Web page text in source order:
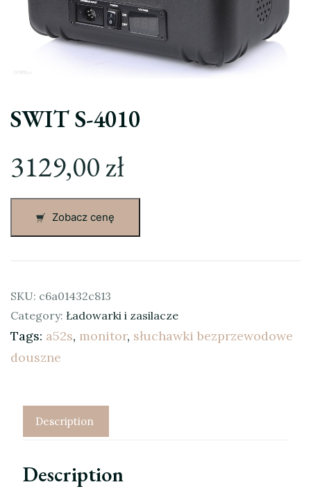
SWIT S-4010
3129,00zł
Zobacz cenę
SKU: c6a01432c813
Category: Ładowarki i zasilacze
Tags: a52s, monitor, słuchawki bezprzewodowe
douszne
Description
Description